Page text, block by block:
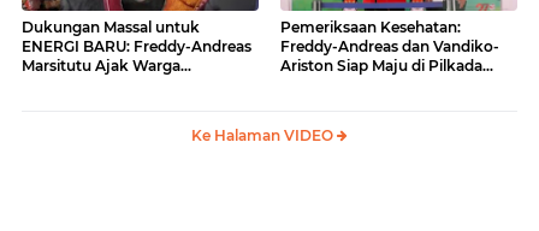
Dukungan Massal untuk
ENERGI BARU: Freddy-Andreas
Marsitutu Ajak Warga
Pemeriksaan Kesehatan:
Freddy-Andreas dan Vandiko-
Ariston Siap Maju di Pilkada
Ke Halaman VIDEO